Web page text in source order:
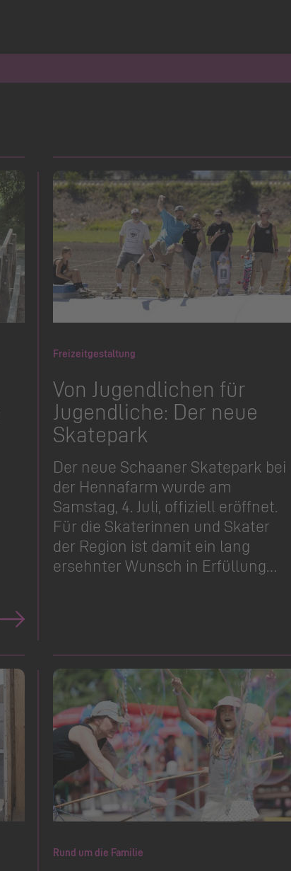
Freizeitgestaltung
Von Jugendlichen für
Jugendliche: Der neue
Skatepark
Der neue Schaaner Skatepark bei
der Hennafarm wurde am
Samstag, 4. Juli, offiziell eröffnet.
Für die Skaterinnen und Skater
der Region ist damit ein lang
ersehnter Wunsch in Erfüllung…
Rund um die Familie